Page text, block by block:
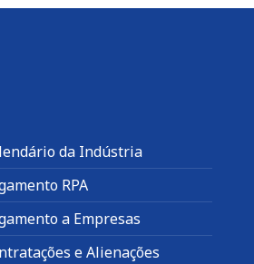
da Indústria
RPA
a Empresas
e Alienações